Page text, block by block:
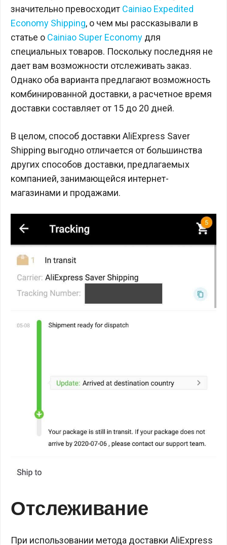
значительно превосходит Cainiao Expedited
Economy Shipping, о чем мы рассказывали в
статье о Cainiao Super Economy для
специальных товаров. Поскольку последняя не
дает вам возможности отслеживать заказ.
Однако оба варианта предлагают возможность
комбинированной доставки, а расчетное время
доставки составляет от 15 до 20 дней.
В целом, способ доставки AliExpress Saver
Shipping выгодно отличается от большинства
других способов доставки, предлагаемых
компанией, занимающейся интернет-
магазинами и продажами.
Отслеживание
При использовании метода доставки AliExpress